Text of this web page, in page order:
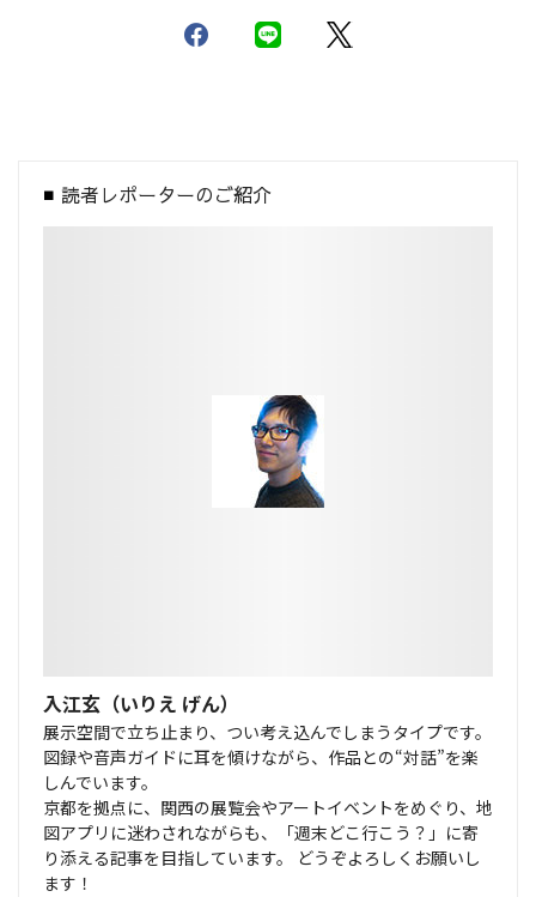
読者レポーターのご紹介
入江玄（いりえ げん）
展示空間で立ち止まり、つい考え込んでしまうタイプです。
図録や音声ガイドに耳を傾けながら、作品との“対話”を楽
しんでいます。
京都を拠点に、関西の展覧会やアートイベントをめぐり、地
図アプリに迷わされながらも、「週末どこ行こう？」に寄
り添える記事を目指しています。 どうぞよろしくお願いし
ます！